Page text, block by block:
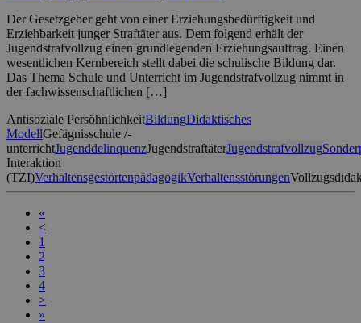
Der Gesetzgeber geht von einer Erziehungsbedürftigkeit und
Erziehbarkeit junger Straftäter aus. Dem folgend erhält der
Jugendstrafvollzug einen grundlegenden Erziehungsauftrag. Einen
wesentlichen Kernbereich stellt dabei die schulische Bildung dar.
Das Thema Schule und Unterricht im Jugendstrafvollzug nimmt in
der fachwissenschaftlichen […]
Antisoziale PersöhnlichkeitBildungDidaktisches
ModellGefägnisschule /-
unterrichtJugenddelinquenzJugendstraftäterJugendstrafvollzug
Interaktion
(TZI)VerhaltensgestörtenpädagogikVerhaltensstörungen
«
<
1
2
3
4
>
»